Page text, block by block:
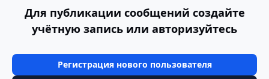
Для публикации сообщений создайте
учётную запись или авторизуйтесь
Регистрация нового пользователя